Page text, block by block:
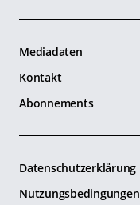
Mediadaten
Kontakt
Abonnements
Datenschutzerklärung
Nutzungsbedingungen